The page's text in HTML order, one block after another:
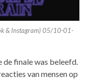
& Instagram) 05/10-01-
de finale was beleefd.
van mensen op